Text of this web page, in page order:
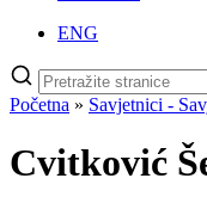
ENG
Pretraži
stranice
Početna » Savjetnici -
Cvitković